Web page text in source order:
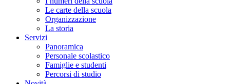
Le carte della scuola
Organizzazione
La storia
Servizi
Panoramica
Personale scolastico
Famiglie e studenti
Percorsi di studio